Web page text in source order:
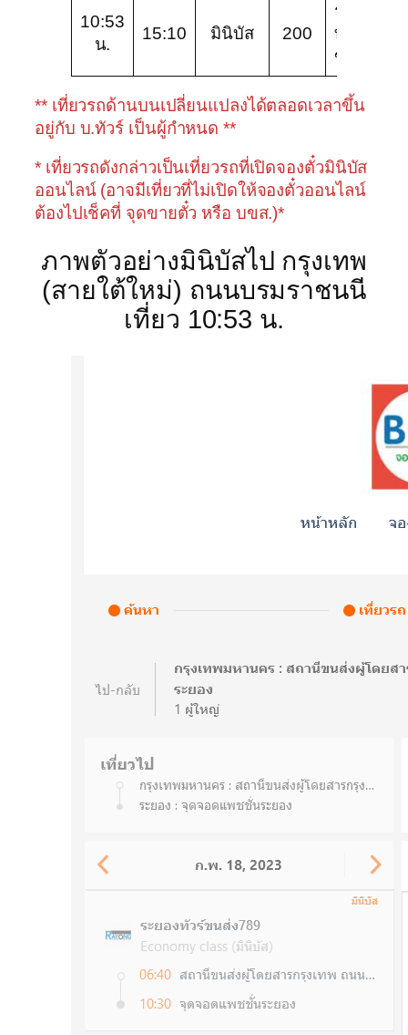
10:53
น.
15:10 มินิบัส 200
ระยอง
ทัวร์
ขนส่ง789
** เที่ยวรถด้านบนเปลี่ยนแปลงได้ตลอดเวลาขึ้น
อยู่กับ บ.ทัวร์ เป็นผู้กำหนด **
* เที่ยวรถดังกล่าวเป็นเที่ยวรถที่เปิดจองตั๋วมินิบัส
ออนไลน์ (อาจมีเที่ยวที่ไม่เปิดให้จองตั๋วออนไลน์
ต้องไปเช็คที่ จุดขายตั๋ว หรือ บขส.)*
ภาพตัวอย่างมินิบัสไป กรุงเทพ
(สายใต้ใหม่) ถนนบรมราชนนี
เที่ยว 10:53 น.